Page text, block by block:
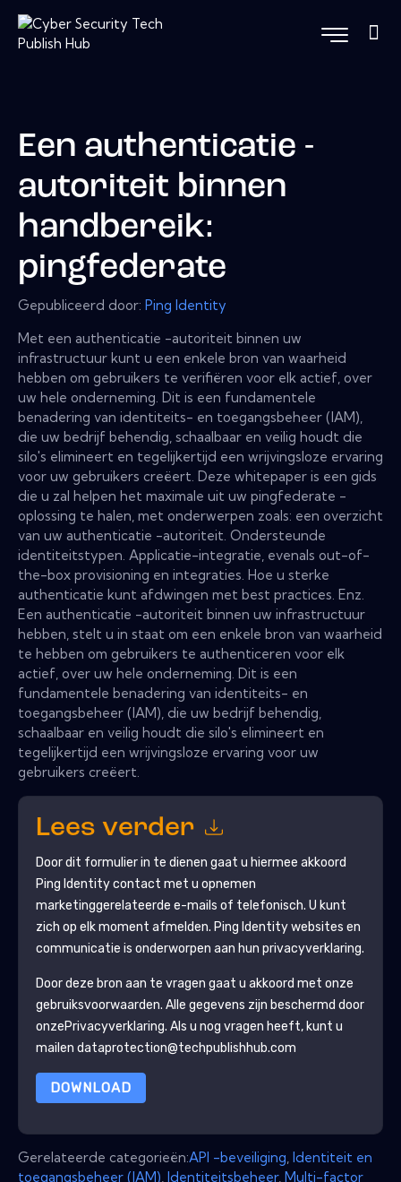
Een authenticatie -
autoriteit binnen
handbereik:
pingfederate
Gepubliceerd door: Ping Identity
Met een authenticatie -autoriteit binnen uw
infrastructuur kunt u een enkele bron van waarheid
hebben om gebruikers te verifiëren voor elk actief, over
uw hele onderneming. Dit is een fundamentele
benadering van identiteits- en toegangsbeheer (IAM),
die uw bedrijf behendig, schaalbaar en veilig houdt die
silo's elimineert en tegelijkertijd een wrijvingsloze ervaring
voor uw gebruikers creëert. Deze whitepaper is een gids
die u zal helpen het maximale uit uw pingfederate -
oplossing te halen, met onderwerpen zoals: een overzicht
van uw authenticatie -autoriteit. Ondersteunde
identiteitstypen. Applicatie-integratie, evenals out-of-
the-box provisioning en integraties. Hoe u sterke
authenticatie kunt afdwingen met best practices. Enz.
Een authenticatie -autoriteit binnen uw infrastructuur
hebben, stelt u in staat om een ​​enkele bron van waarheid
te hebben om gebruikers te authenticeren voor elk
actief, over uw hele onderneming. Dit is een
fundamentele benadering van identiteits- en
toegangsbeheer (IAM), die uw bedrijf behendig,
schaalbaar en veilig houdt die silo's elimineert en
tegelijkertijd een wrijvingsloze ervaring voor uw
gebruikers creëert.
Lees verder
Door dit formulier in te dienen gaat u hiermee akkoord
Ping Identitycontact met u opnemen
marketinggerelateerde e-mails of telefonisch. U kunt
zich op elk moment afmelden. Ping Identitywebsites en
communicatie is onderworpen aan hun privacyverklaring.
Door deze bron aan te vragen gaat u akkoord met onze
gebruiksvoorwaarden. Alle gegevens zijn beschermd door
onzePrivacyverklaring. Als u nog vragen heeft, kunt u
mailen dataprotection@techpublishhub.com
DOWNLOAD
Gerelateerde categorieën:API -beveiliging Identiteit en
toegangsbeheer (IAM) Identiteitsbeheer, Multi-factor